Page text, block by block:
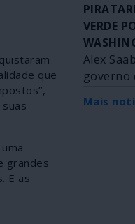
que
grandes
E as
VERDE
Alex
governo
Mais